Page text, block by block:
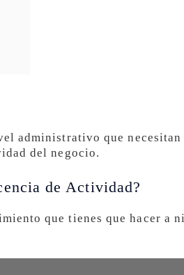
administrativo que necesitan
del negocio.
de Actividad?
que tienes que hacer a